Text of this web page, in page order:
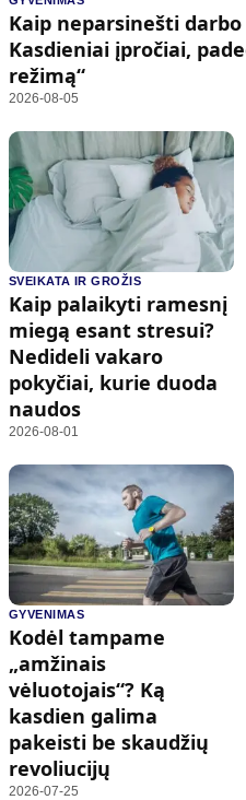
Kultūra
Sodas ir daržas
Sveikata ir grožis
Psichologinė sveikata
Tvari mada
Apie mus
Autoriai
Kontaktai
Redakcinė politika
Dirbtinis intelektas
Kaip neparsinešti
Kasdieniai įpročiai,
režimą“
2026-08-05
SVEIKATA IR GROŽIS
Kaip palaikyti ramesnį
miegą esant stresui?
Nedideli vakaro
pokyčiai, kurie duoda
naudos
2026-08-01
GYVENIMAS
Kodėl tampame
„amžinais
vėluotojais“? Ką
kasdien galima
pakeisti be skaudžių
revoliucijų
2026-07-25